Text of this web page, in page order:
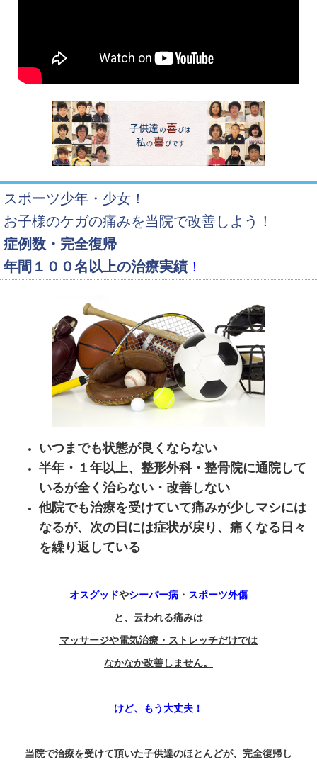
スポーツ少年・少女！
お子様のケガの痛みを当院で改善しよう！
症例数・完全復帰
年間１００名以上の治療実績！
いつまでも状態が良くならない
半年・１年以上、整形外科・整骨院に通院して
いるが全く治らない・改善しない
他院でも治療を受けていて痛みが少しマシには
なるが、次の日には症状が戻り、痛くなる日々
を繰り返している
オスグッドやシーバー病 ・ スポーツ外傷
と、云われる痛みは
マッサージや電気治療・ストレッチだけでは
なかなか改善しません。
けど、もう大丈夫！
当院で治療を受けて頂いた子供達のほとんどが、完全復帰し